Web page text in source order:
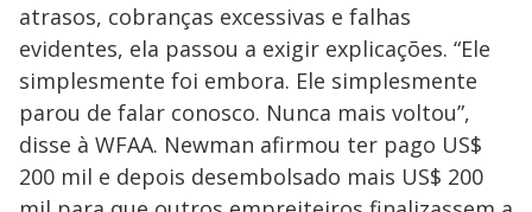
atrasos, cobranças excessivas e falhas
evidentes, ela passou a exigir explicações. “Ele
simplesmente foi embora. Ele simplesmente
parou de falar conosco. Nunca mais voltou”,
disse à WFAA. Newman afirmou ter pago US$
200 mil e depois desembolsado mais US$ 200